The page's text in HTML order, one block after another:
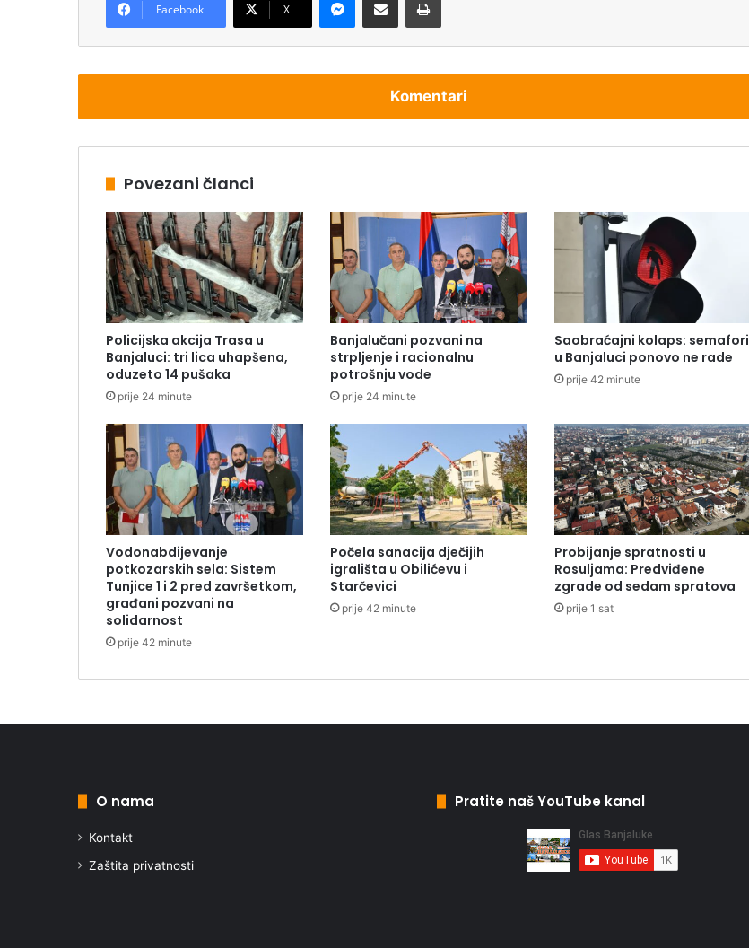
Facebook X
Komentari
Povezani članci
Policijska akcija Trasa u
Banjaluci: tri lica uhapšena,
oduzeto 14 pušaka
prije 24 minute
Banjalučani pozvani na
strpljenje i racionalnu
potrošnju vode
prije 24 minute
Saobraćajni kolaps: semafori
u Banjaluci ponovo ne rade
prije 42 minute
Vodonabdijevanje
potkozarskih sela: Sistem
Tunjice 1 i 2 pred završetkom,
građani pozvani na
solidarnost
prije 42 minute
Počela sanacija dječijih
igrališta u Obilićevu i
Starčevici
prije 42 minute
Probijanje spratnosti u
Rosuljama: Predviđene
zgrade od sedam spratova
prije 1 sat
O nama
Kontakt
Zaštita privatnosti
Pratite naš YouTube kanal